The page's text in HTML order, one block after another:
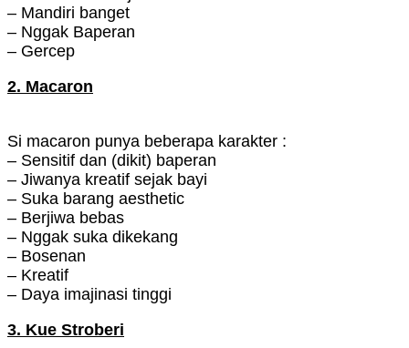
– Mandiri banget
– Nggak Baperan
– Gercep
2. Macaron
Si macaron punya beberapa karakter :
– Sensitif dan (dikit) baperan
– Jiwanya kreatif sejak bayi
– Suka barang aesthetic
– Berjiwa bebas
– Nggak suka dikekang
– Bosenan
– Kreatif
– Daya imajinasi tinggi
3. Kue Stroberi